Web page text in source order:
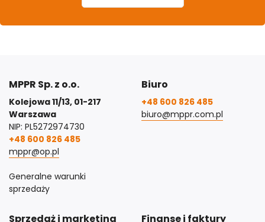
MPPR Sp. z o.o.
Kolejowa 11/13, 01-217
Warszawa
NIP: PL5272974730
+48 600 826 485
mppr@op.pl
Generalne warunki
sprzedaży
Biuro
+48 600 826 485
biuro@mppr.com.pl
Sprzedaż i marketing Finanse i faktury